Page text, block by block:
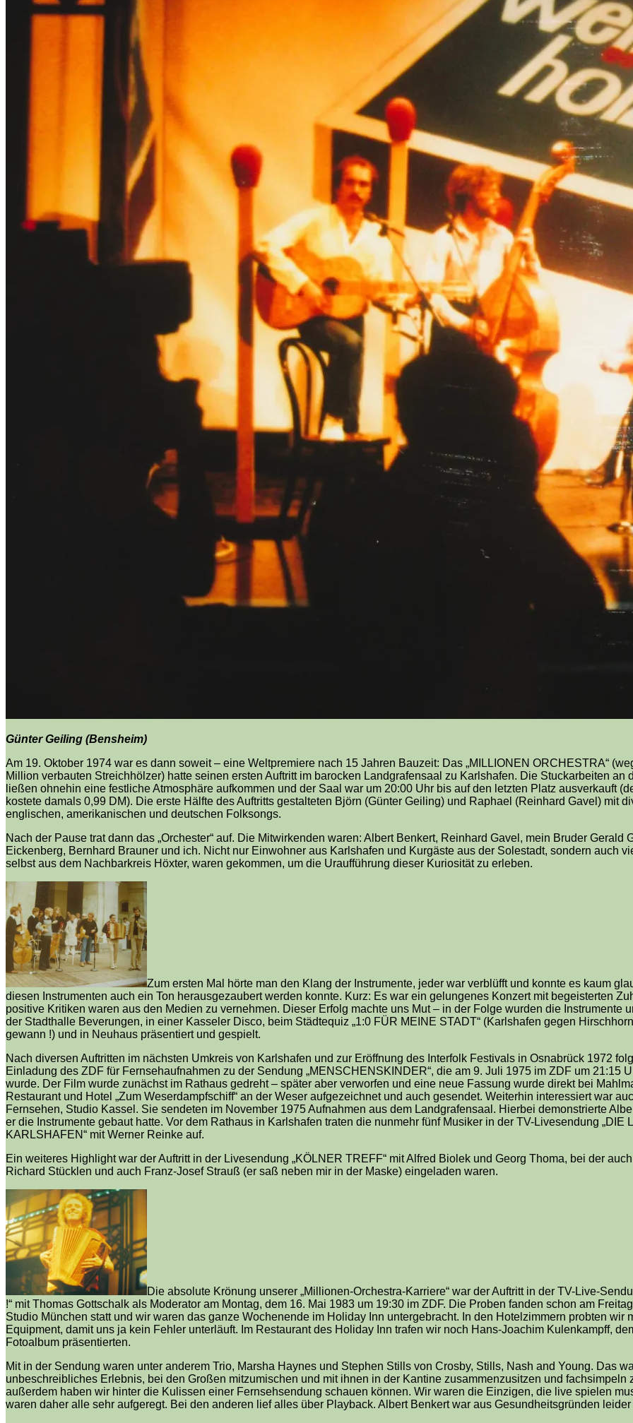
Günter Geiling (Bensheim)
Am 19. Oktober 1974 war es dann soweit – eine Weltpremiere nach 15 Jahren Bauzeit: Das „MILLIONEN ORCHESTRA“
Million verbauten Streichhölzer) hatte seinen ersten Auftritt im barocken Landgrafensaal zu Karlshafen. Die Stuckarbeiten an
ließen ohnehin eine festliche Atmosphäre aufkommen und der Saal war um 20:00 Uhr bis auf den letzten Platz ausverkauft
kostete damals 0,99 DM). Die erste Hälfte des Auftritts gestalteten Björn (Günter Geiling) und Raphael (Reinhard Gavel) mit
englischen, amerikanischen und deutschen Folksongs.
Nach der Pause trat dann das „Orchester“ auf. Die Mitwirkenden waren: Albert Benkert, Reinhard Gavel, mein Bruder Gerald
Eickenberg, Bernhard Brauner und ich. Nicht nur Einwohner aus Karlshafen und Kurgäste aus der Solestadt, sondern auch
selbst aus dem Nachbarkreis Höxter, waren gekommen, um die Uraufführung dieser Kuriosität zu erleben.
Zum ersten Mal hörte man den Klang der Instrumente, jeder war verblüfft und konnte es kaum
diesen Instrumenten auch ein Ton herausgezaubert werden konnte. Kurz: Es war ein gelungenes Konzert mit begeisterten
positive Kritiken waren aus den Medien zu vernehmen. Dieser Erfolg machte uns Mut – in der Folge wurden die Instrumente
der Stadthalle Beverungen, in einer Kasseler Disco, beim Städtequiz „1:0 FÜR MEINE STADT“ (Karlshafen gegen
gewann !) und in Neuhaus präsentiert und gespielt.
Nach diversen Auftritten im nächsten Umkreis von Karlshafen und zur Eröffnung des Interfolk Festivals in Osnabrück 1972
Einladung des ZDF für Fernsehaufnahmen zu der Sendung „MENSCHENSKINDER“, die am 9. Juli 1975 im ZDF um 21:15
wurde. Der Film wurde zunächst im Rathaus gedreht – später aber verworfen und eine neue Fassung wurde direkt bei
Restaurant und Hotel „Zum Weserdampfschiff“ an der Weser aufgezeichnet und auch gesendet. Weiterhin interessiert war
Fernsehen, Studio Kassel. Sie sendeten im November 1975 Aufnahmen aus dem Landgrafensaal. Hierbei demonstrierte
er die Instrumente gebaut hatte. Vor dem Rathaus in Karlshafen traten die nunmehr fünf Musiker in der TV-Livesendung „DIE
KARLSHAFEN“ mit Werner Reinke auf.
Ein weiteres Highlight war der Auftritt in der Livesendung „KÖLNER TREFF“ mit Alfred Biolek und Georg Thoma, bei der
Richard Stücklen und auch Franz-Josef Strauß (er saß neben mir in der Maske) eingeladen waren.
Die absolute Krönung unserer „Millionen-Orchestra-Karriere“ war der Auftritt in der TV-Live-
!“ mit Thomas Gottschalk als Moderator am Montag, dem 16. Mai 1983 um 19:30 im ZDF. Die Proben fanden schon am
Studio München statt und wir waren das ganze Wochenende im Holiday Inn untergebracht. In den Hotelzimmern probten wir
Equipment, damit uns ja kein Fehler unterläuft. Im Restaurant des Holiday Inn trafen wir noch Hans-Joachim Kulenkampff,
Fotoalbum präsentierten.
Mit in der Sendung waren unter anderem Trio, Marsha Haynes und Stephen Stills von Crosby, Stills, Nash and Young. Das
unbeschreibliches Erlebnis, bei den Großen mitzumischen und mit ihnen in der Kantine zusammenzusitzen und fachsimpeln
außerdem haben wir hinter die Kulissen einer Fernsehsendung schauen können. Wir waren die Einzigen, die live spielen
waren daher alle sehr aufgeregt. Bei den anderen lief alles über Playback. Albert Benkert war aus Gesundheitsgründen